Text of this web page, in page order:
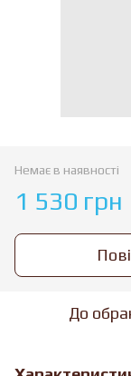
Немає в наявності
1 530 грн
До